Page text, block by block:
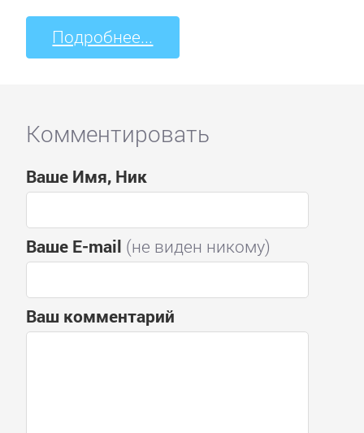
Подробнее...
Комментировать
Ваше Имя, Ник
Ваше E-mail (не виден никому)
Ваш комментарий